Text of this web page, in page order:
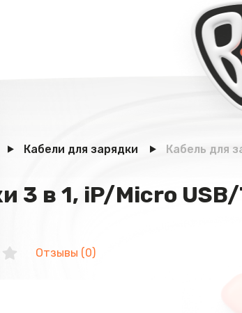
Кабели для зарядки Кабель для
3 в 1, iP/Micro
Отзывы (0)